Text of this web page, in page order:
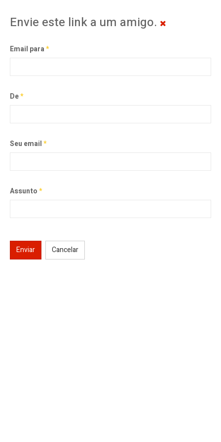
Envie este link a um amigo.
Email para*
De*
Seu email*
Assunto*
Enviar Cancelar